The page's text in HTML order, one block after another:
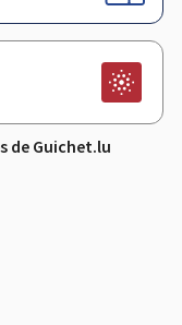
de Guichet.lu